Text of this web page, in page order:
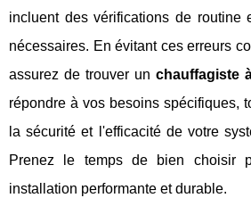
incluent des vérifications de routine
nécessaires. En évitant ces erreurs
assurez de trouver un chauffagiste
répondre à vos besoins spécifiques,
la sécurité et l'efficacité de votre
Prenez le temps de bien choisir
installation performante et durable.